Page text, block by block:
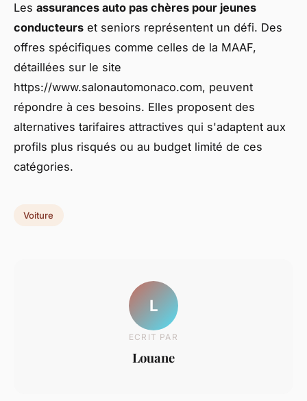
Les assurances auto pas chères pour jeunes
conducteurs et seniors représentent un défi. Des
offres spécifiques comme celles de la MAAF,
détaillées sur le site
https://www.salonautomonaco.com, peuvent
répondre à ces besoins. Elles proposent des
alternatives tarifaires attractives qui s'adaptent aux
profils plus risqués ou au budget limité de ces
catégories.
Voiture
L
ECRIT PAR
Louane